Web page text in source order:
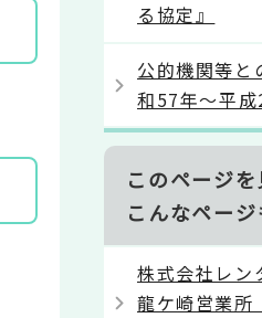
る協定』
公的機関等と
和57年～平成
このページ
こんなペー
株式会社レン
龍ケ崎営業所